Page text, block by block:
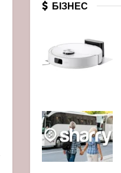
БІЗНЕС